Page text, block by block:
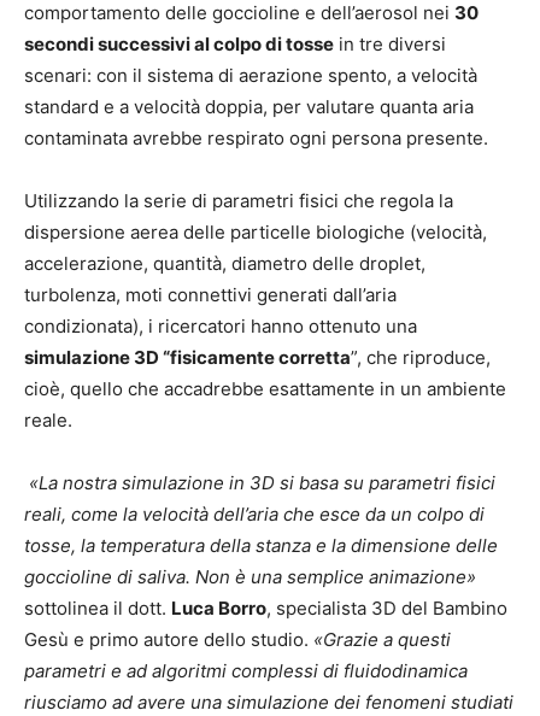
comportamento delle goccioline e dell’aerosol nei 30
secondi successivi al colpo di tosse in tre diversi
scenari: con il sistema di aerazione spento, a velocità
standard e a velocità doppia, per valutare quanta aria
contaminata avrebbe respirato ogni persona presente.
Utilizzando la serie di parametri fisici che regola la
dispersione aerea delle particelle biologiche (velocità,
accelerazione, quantità, diametro delle droplet,
turbolenza, moti connettivi generati dall’aria
condizionata), i ricercatori hanno ottenuto una
simulazione 3D “fisicamente corretta”, che riproduce,
cioè, quello che accadrebbe esattamente in un ambiente
reale.
«La nostra simulazione in 3D si basa su parametri fisici
reali, come la velocità dell’aria che esce da un colpo di
tosse, la temperatura della stanza e la dimensione delle
goccioline di saliva. Non è una semplice animazione»
sottolinea il dott. Luca Borro, specialista 3D del Bambino
Gesù e primo autore dello studio. «Grazie a questi
parametri e ad algoritmi complessi di fluidodinamica
riusciamo ad avere una simulazione dei fenomeni studiati